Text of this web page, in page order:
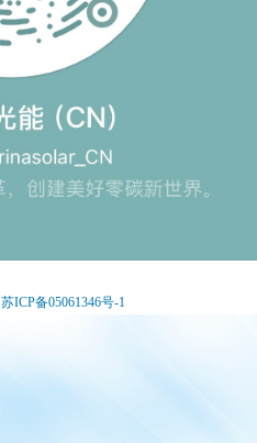
苏ICP备05061346号-1